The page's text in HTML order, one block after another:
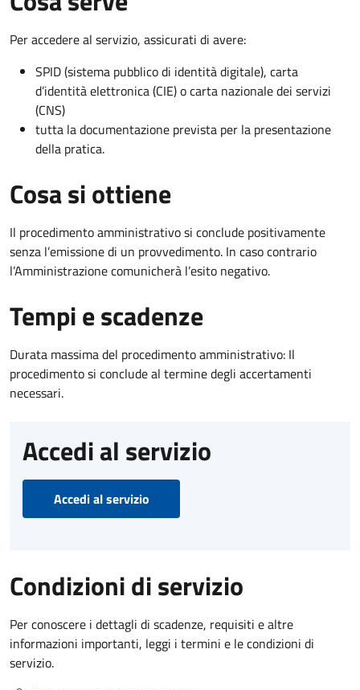
Per accedere al servizio, assicurati di avere:
SPID (sistema pubblico di identità digitale), carta
d’identità elettronica (CIE) o carta nazionale dei servizi
(CNS)
tutta la documentazione prevista per la presentazione
della pratica.
Cosa si ottiene
Il procedimento amministrativo si conclude positivamente
senza l’emissione di un provvedimento. In caso contrario
l’Amministrazione comunicherà l’esito negativo.
Tempi e scadenze
Durata massima del procedimento amministrativo: Il
procedimento si conclude al termine degli accertamenti
necessari.
Accedi al servizio
Accedi al servizio
Condizioni di servizio
Per conoscere i dettagli di scadenze, requisiti e altre
informazioni importanti, leggi i termini e le condizioni di
servizio.